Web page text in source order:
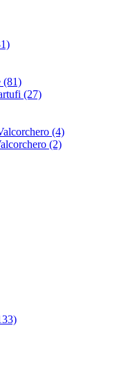
(81)
(27)
(4)
(2)